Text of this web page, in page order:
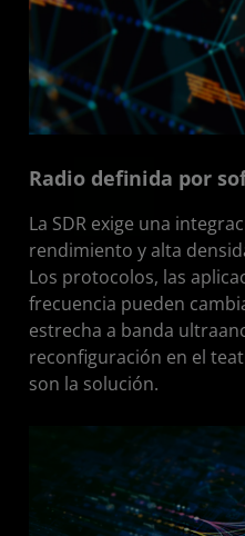
Radio definida por
La SDR exige una
rendimiento y alta
Los protocolos, las
frecuencia pueden
estrecha a banda
reconfiguración en el
son la solución.